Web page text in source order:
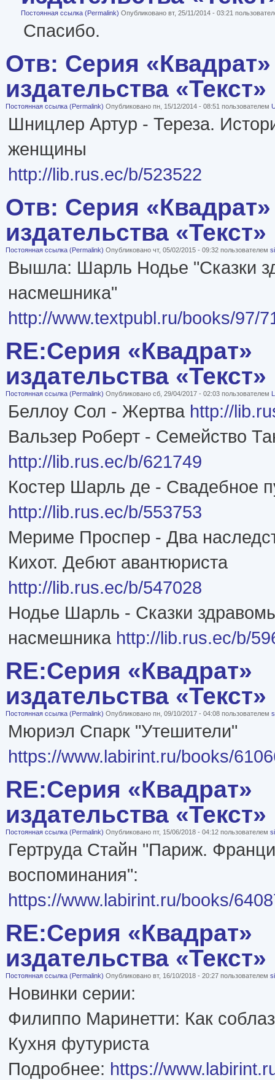
Постоянная ссылка (Permalink) Опубликовано вт, 25/11/2014 - 03:21
Спасибо.
Отв: Серия «Квадрат»
издательства «Текст»
Постоянная ссылка (Permalink) Опубликовано пн, 15/12/2014 - 08:51 пользователем
Шницлер Артур - Тереза.
женщины
http://lib.rus.ec/b/523522
Отв: Серия «Квадрат»
издательства «Текст»
Постоянная ссылка (Permalink) Опубликовано чт, 05/02/2015 - 09:32 пользователем
Вышла: Шарль Нодье "Сказки
насмешника"
http://www.textpubl.ru/books/97/
RE:Серия «Квадрат»
издательства «Текст»
Постоянная ссылка (Permalink) Опубликовано сб, 29/04/2017 - 02:03 пользователем
Беллоу Сол - Жертва http://
Вальзер Роберт - Семейство
http://lib.rus.ec/b/621749
Костер Шарль де - Свадебное
http://lib.rus.ec/b/553753
Мериме Проспер - Два
Кихот. Дебют авантюриста
http://lib.rus.ec/b/547028
Нодье Шарль - Сказки
насмешника http://lib.rus.ec/b/
RE:Серия «Квадрат»
издательства «Текст»
Постоянная ссылка (Permalink) Опубликовано пн, 09/10/2017 - 04:08 пользователем
Мюриэл Спарк "Утешители"
https://www.labirint.ru/books/
RE:Серия «Квадрат»
издательства «Текст»
Постоянная ссылка (Permalink) Опубликовано пт, 15/06/2018 - 04:12 пользователем
Гертруда Стайн "Париж.
воспоминания":
https://www.labirint.ru/books/
RE:Серия «Квадрат»
издательства «Текст»
Постоянная ссылка (Permalink) Опубликовано вт, 16/10/2018 - 20:27 пользователем
Новинки серии:
Филиппо Маринетти: Как
Кухня футуриста
Подробнее: https://